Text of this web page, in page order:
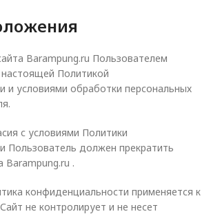
Barampung.ru Пользователем
настоящей Политикой
и условиями обработки персональных
с условиями Политики
Пользователь должен прекратить
Barampung.ru .
конфиденциальности применяется к
не контролирует и не несет